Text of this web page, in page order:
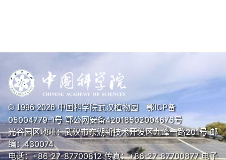
© 1996-2026中国科学院武汉植物园 鄂ICP备
05004779-1号鄂公网安备42018502004676号
光谷园区地址：武汉市东湖新技术开发区九峰一路201号 邮
编：430074
电话：+86-27-87700812 传真：+86-27-87700877 电子